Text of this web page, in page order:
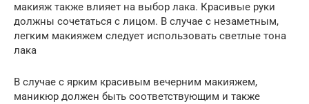
макияж также влияет на выбор лака. Красивые руки
должны сочетаться с лицом. В случае с незаметным,
легким макияжем следует использовать светлые тона
лака
В случае с ярким красивым вечерним макияжем,
маникюр должен быть соответствующим и также